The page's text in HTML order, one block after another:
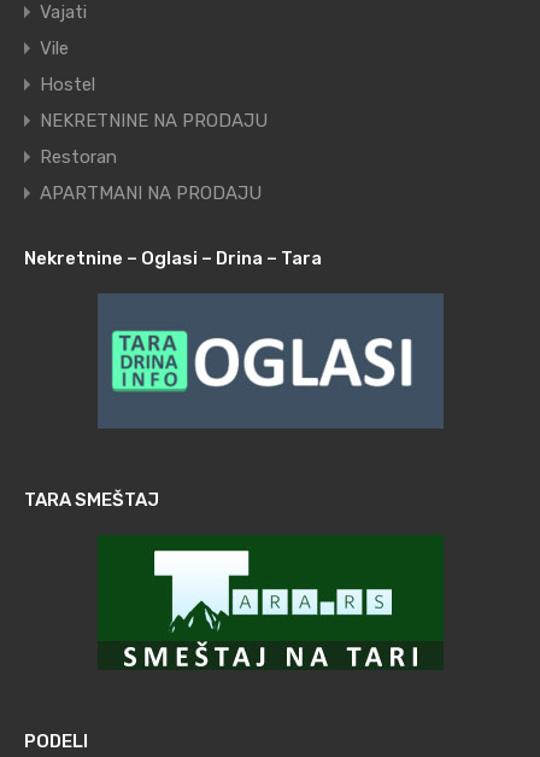
Vajati
Vile
Hostel
NEKRETNINE NA PRODAJU
Restoran
APARTMANI NA PRODAJU
Nekretnine – Oglasi – Drina – Tara
TARA SMEŠTAJ
PODELI